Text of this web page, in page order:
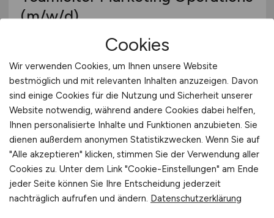
(m/w/d)
06.04.2026
Regensburg
Cookies
Wir verwenden Cookies, um Ihnen unsere Website
bestmöglich und mit relevanten Inhalten anzuzeigen. Davon
sind einige Cookies für die Nutzung und Sicherheit unserer
Website notwendig, während andere Cookies dabei helfen,
Ihnen personalisierte Inhalte und Funktionen anzubieten. Sie
dienen außerdem anonymen Statistikzwecken. Wenn Sie auf
"Alle akzeptieren" klicken, stimmen Sie der Verwendung aller
Cookies zu. Unter dem Link "Cookie-Einstellungen" am Ende
jeder Seite können Sie Ihre Entscheidung jederzeit
nachträglich aufrufen und ändern. Datenschutzerklärung